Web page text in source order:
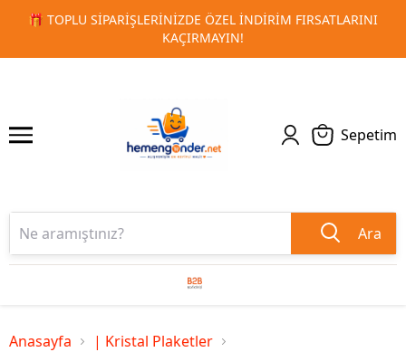
FIRSATLARINI
🚀 KURUMSAL PROMOSYON VE
1 2
Sepetim
Ara
Anasayfa
| Kristal Plaketler